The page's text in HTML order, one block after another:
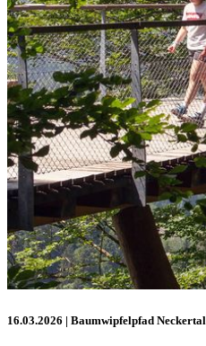
16.03.2026 | Baumwipfelpfad Neckertal